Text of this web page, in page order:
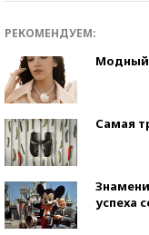
РЕКОМЕНДУЕМ:
Модный
Самая
успеха